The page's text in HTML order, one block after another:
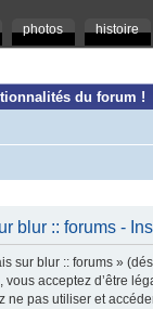
photos histoire
du forum !
blur :: forums -
sur blur :: forums »
acceptez d’être
pas utiliser et